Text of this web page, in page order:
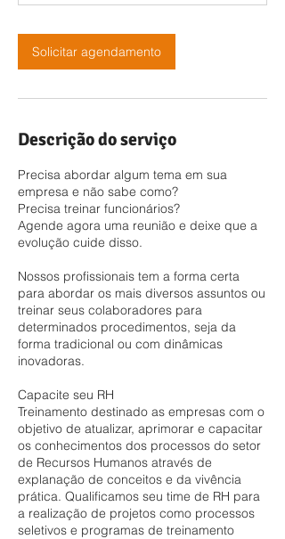
Solicitar agendamento
Descrição do serviço
Precisa abordar algum tema em sua
empresa e não sabe como?
Precisa treinar funcionários?
Agende agora uma reunião e deixe que a
evolução cuide disso.
Nossos profissionais tem a forma certa
para abordar os mais diversos assuntos ou
treinar seus colaboradores para
determinados procedimentos, seja da
forma tradicional ou com dinâmicas
inovadoras.
Capacite seu RH
Treinamento destinado as empresas com o
objetivo de atualizar, aprimorar e capacitar
os conhecimentos dos processos do setor
de Recursos Humanos através de
explanação de conceitos e da vivência
prática. Qualificamos seu time de RH para
a realização de projetos como processos
seletivos e programas de treinamento